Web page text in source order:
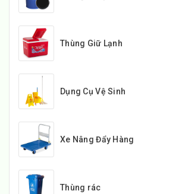
Thùng Giữ Lạnh
Dụng Cụ Vệ Sinh
Xe Nâng Đẩy Hàng
Thùng rác